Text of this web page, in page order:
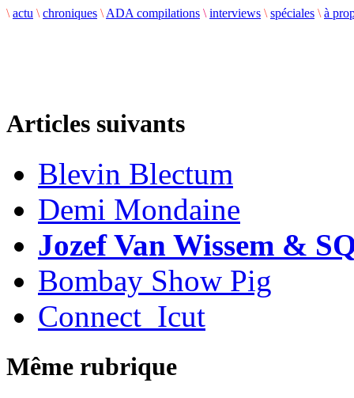
\ actu \ chroniques \ ADA compilations \ interviews \ spéciales \ à
Articles suivants
Blevin Blectum
Demi Mondaine
Jozef Van Wissem &
Bombay Show Pig
Connect_Icut
Même rubrique